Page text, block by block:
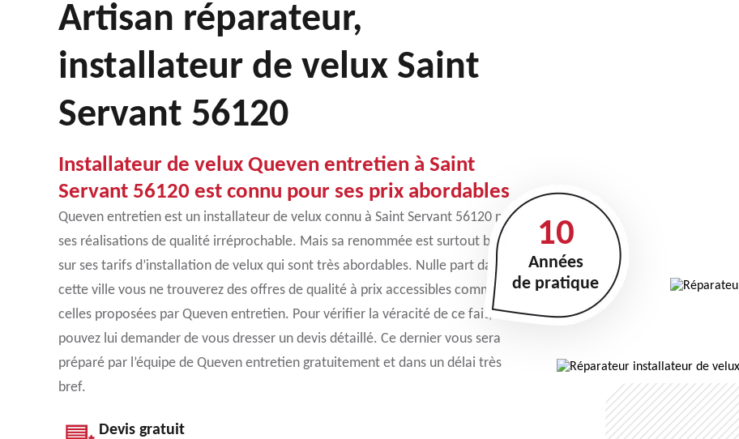
Artisan réparateur,
installateur de velux Saint
Servant 56120
Installateur de velux Queven entretien à Saint
Servant 56120 est connu pour ses prix abordables
Queven entretien est un installateur de velux connu à Saint Servant 56120 pour
ses réalisations de qualité irréprochable. Mais sa renommée est surtout basée
sur ses tarifs d’installation de velux qui sont très abordables. Nulle part dans
cette ville vous ne trouverez des offres de qualité à prix accessibles comme
celles proposées par Queven entretien. Pour vérifier la véracité de ce fait, vous
pouvez lui demander de vous dresser un devis détaillé. Ce dernier vous sera
préparé par l’équipe de Queven entretien gratuitement et dans un délai très
bref.
Devis gratuit
10
Années
de pratique